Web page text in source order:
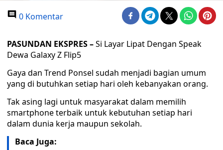
0 Komentar
PASUNDAN EKSPRES –Si Layar Lipat Dengan Speak
Dewa Galaxy Z Flip5
Gaya dan Trend Ponsel sudah menjadi bagian umum
yang di butuhkan setiap hari oleh kebanyakan orang.
Tak asing lagi untuk masyarakat dalam memilih
smartphone terbaik untuk kebutuhan setiap hari
dalam dunia kerja maupun sekolah.
Baca Juga: